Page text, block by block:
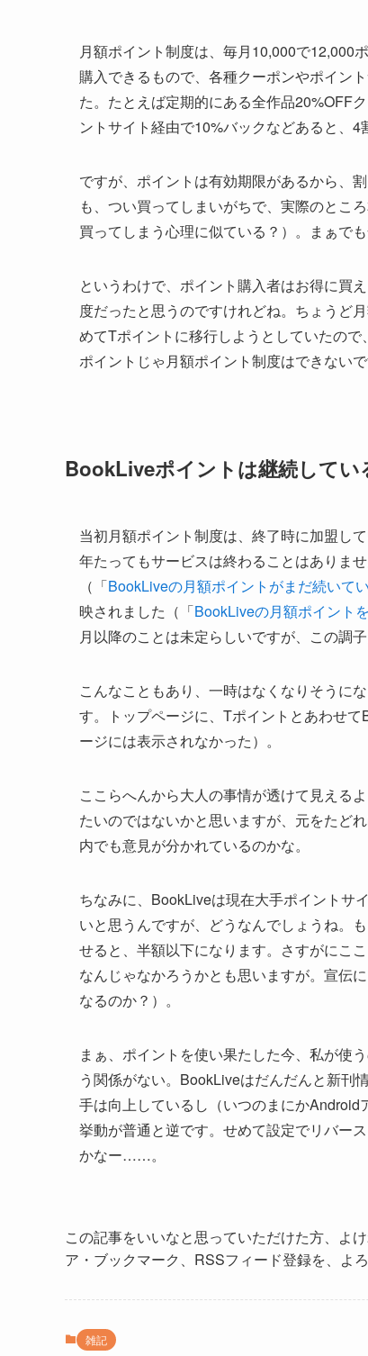
月額ポイント制度は、毎月10,000で12,000
購入できるもので、各種クーポンやポイン
た。たとえば定期的にある全作品20%OFF
ントサイト経由で10%バックなどあると、4
ですが、ポイントは有効期限があるから、
も、つい買ってしまいがちで、実際のとこ
買ってしまう心理に似ている？）。まぁで
というわけで、ポイント購入者はお得に買
度だったと思うのですけれどね。ちょうど
めてTポイントに移行しようとしていたの
ポイントじゃ月額ポイント制度はできないで
BookLiveポイントは継続してい
当初月額ポイント制度は、終了時に加盟し
年たってもサービスは終わることはありま
（「BookLiveの月額ポイントがまだ続いて
映されました（「BookLiveの月額ポイント
月以降のことは未定らしいですが、この調
こんなこともあり、一時はなくなりそうに
す。トップページに、Tポイントとあわせ
ージには表示されなかった）。
ここらへんから大人の事情が透けて見える
たいのではないかと思いますが、元をたど
内でも意見が分かれているのかな。
ちなみに、BookLiveは現在大手ポイントサ
いと思うんですが、どうなんでしょうね。
せると、半額以下になります。さすがにこ
なんじゃなかろうかとも思いますが。宣伝
なるのか？）。
まぁ、ポイントを使い果たした今、私が使
う関係がない。BookLiveはだんだんと新刊
手は向上しているし（いつのまにか
挙動が普通と逆です。せめて設定でリバー
かなー……。
この記事をいいなと思っていただけた方、
ア・ブックマーク、RSSフィード登録を、よ
雑記